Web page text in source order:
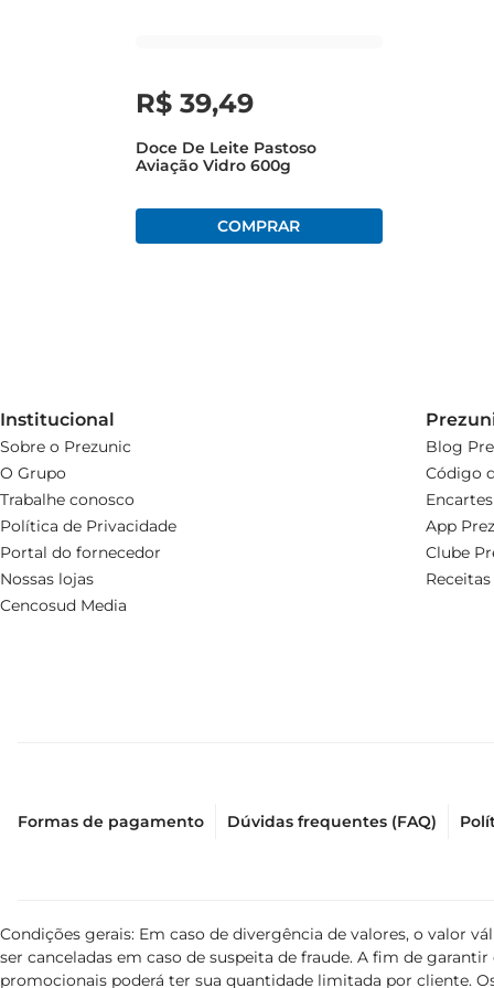
R$ 39,49
Doce De Leite Pastoso
Aviação Vidro 600g
Institucional
Sobre o Prezunic
O Grupo
Trabalhe conosco
Política de Privacidade
Portal do fornecedor
Nossas lojas
Cencosud Media
Blog
Código
Encartes
App
Clube
Receitas
Formas de pagamento Dúvidas frequentes (FAQ)
Condições gerais: Em caso de divergência de valores, o valor
ser canceladas em caso de suspeita de fraude. A fim de
promocionais poderá ter sua quantidade limitada por cliente.